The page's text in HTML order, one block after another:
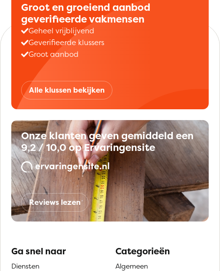
Groot en groeiend aanbod
geverifieerde vakmensen
Geheel vrijblijvend
Geverifieerde klussers
Groot aanbod
Alle klussen bekijken
Onze klanten geven gemiddeld een
9,2 / 10,0 op Ervaringensite
Reviews lezen
Ga snel naar
Diensten
Categorieën
Algemeen